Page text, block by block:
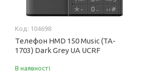
104698
Телефон HMD 150 Music (TA-
1703) Dark Grey UA UCRF
В наявності